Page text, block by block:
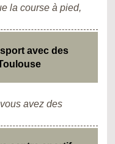
la course à pied,
avec des
avez des